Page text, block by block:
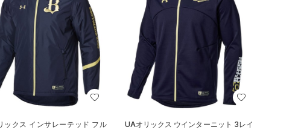
ックス インサレーテッド フル
UAオリックス ウインターニット 3レイ